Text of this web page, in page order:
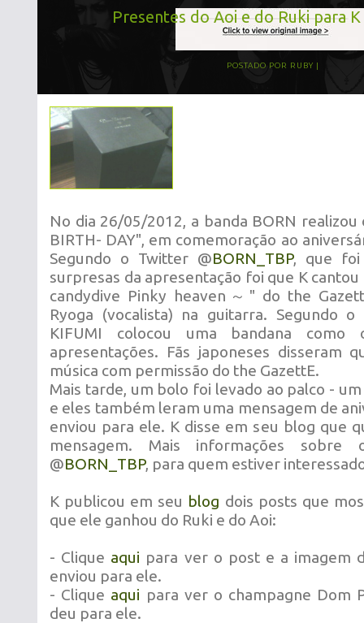
Presentes do Aoi e do Ruki para
POSTADO POR RUBY
No dia 26/05/2012, a banda BORN realizou
BIRTH- DAY", em comemoração ao
Segundo o Twitter @BORN_TBP, que foi
surpresas da apresentação foi que K cantou
candydive Pinky heaven～" do the
Ryoga (vocalista) na guitarra. Segundo
KIFUMI colocou uma bandana
apresentações. Fãs japoneses disseram
música com permissão do the GazettE.
Mais tarde, um bolo foi levado ao palco -
e eles também leram uma mensagem de
enviou para ele. K disse em seu blog que
mensagem. Mais informações
@BORN_TBP, para quem estiver
K publicou em seu blog dois posts que
que ele ganhou do Ruki e do Aoi:
- Clique aqui para ver o post e a imagem
enviou para ele.
- Clique aqui para ver o champagne Dom
deu para ele.